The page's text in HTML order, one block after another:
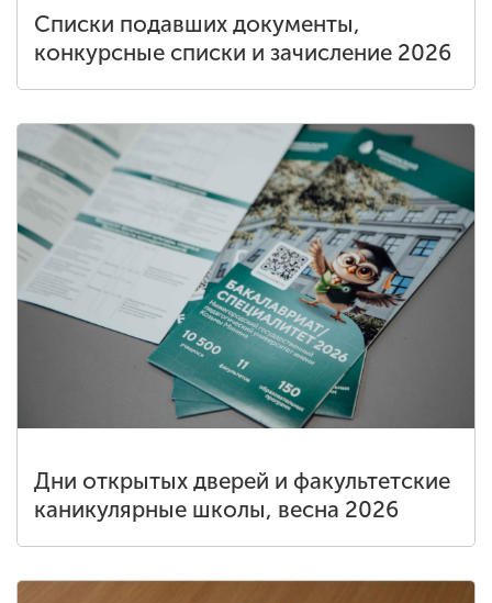
Списки подавших документы,
конкурсные списки и зачисление 2026
Дни открытых дверей и факультетские
каникулярные школы, весна 2026